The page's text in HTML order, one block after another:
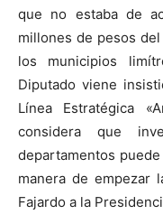
que no estaba de
millones de pesos
los municipios
Diputado viene
Línea Estratégica
considera que
departamentos
manera de empezar
Fajardo a la